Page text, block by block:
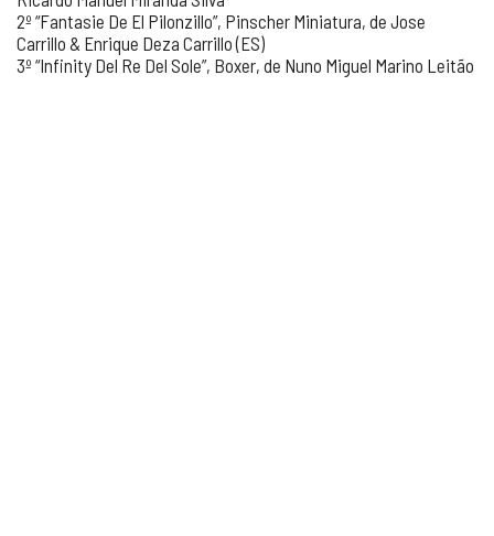
2º “Fantasie De El Pilonzillo”, Pinscher Miniatura, de Jose
Carrillo & Enrique Deza Carrillo (ES)
3º “Infinity Del Re Del Sole”, Boxer, de Nuno Miguel Marino Leitão